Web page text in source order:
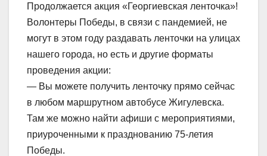
Продолжается акция «Георгиевская ленточка»!
Волонтеры Победы, в связи с пандемией, не
могут в этом году раздавать ленточки на улицах
нашего города, но есть и другие форматы
проведения акции:
— Вы можете получить ленточку прямо сейчас
в любом маршрутном автобусе Жигулевска.
Там же можно найти афиши с мероприятиями,
приуроченными к празднованию 75-летия
Победы.